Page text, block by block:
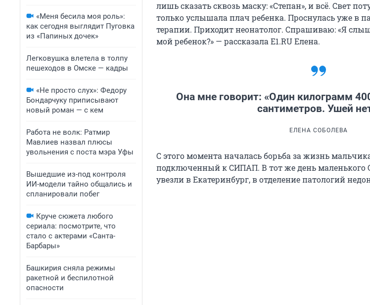
«Меня бесила моя роль»:
как сегодня выглядит Пуговка
из «Папиных дочек»
Легковушка влетела в толпу
пешеходов в Омске — кадры
«Не просто слух»: Федору
Бондарчуку приписывают
новый роман — с кем
Работа не волк: Ратмир
Мавлиев назвал плюсы
увольнения с поста мэра Уфы
Вышедшие из-под контроля
ИИ-модели тайно общались и
спланировали побег
Круче сюжета любого
сериала: посмотрите, что
стало с актерами «Санта-
Барбары»
Башкирия сняла режимы
ракетной и беспилотной
опасности
лишь сказать сквозь маску: «Степан», и всё. Свет
только услышала плач ребенка. Проснулась уже в
терапии. Приходит неонатолог. Спрашиваю: «Я
мой ребенок?» — рассказала E1.RU Елена.
Она мне говорит: «Один килограмм
сантиметров. Ушей
ЕЛЕНА СОБОЛЕВА
С этого момента началась борьба за жизнь
подключенный к СИПАП. В тот же день маленького
увезли в Екатеринбург, в отделение патологий